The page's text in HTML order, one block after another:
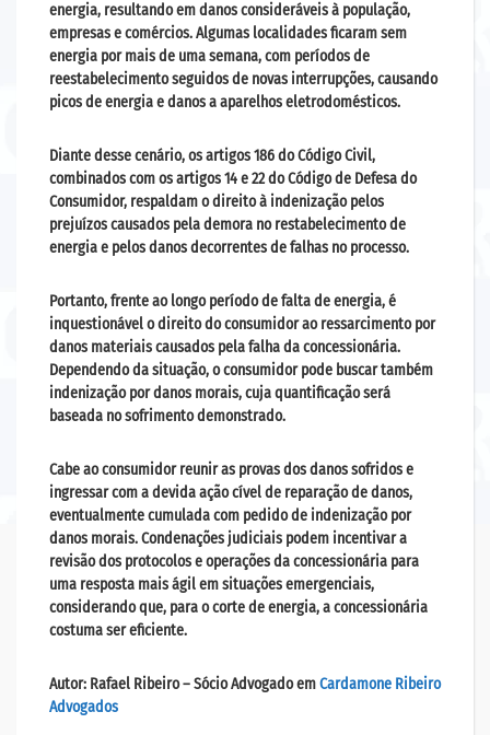
energia, resultando em danos consideráveis à população,
empresas e comércios. Algumas localidades ficaram sem
energia por mais de uma semana, com períodos de
reestabelecimento seguidos de novas interrupções, causando
picos de energia e danos a aparelhos eletrodomésticos.
Diante desse cenário, os artigos 186 do Código Civil,
combinados com os artigos 14 e 22 do Código de Defesa do
Consumidor, respaldam o direito à indenização pelos
prejuízos causados pela demora no restabelecimento de
energia e pelos danos decorrentes de falhas no processo.
Portanto, frente ao longo período de falta de energia, é
inquestionável o direito do consumidor ao ressarcimento por
danos materiais causados pela falha da concessionária.
Dependendo da situação, o consumidor pode buscar também
indenização por danos morais, cuja quantificação será
baseada no sofrimento demonstrado.
Cabe ao consumidor reunir as provas dos danos sofridos e
ingressar com a devida ação cível de reparação de danos,
eventualmente cumulada com pedido de indenização por
danos morais. Condenações judiciais podem incentivar a
revisão dos protocolos e operações da concessionária para
uma resposta mais ágil em situações emergenciais,
considerando que, para o corte de energia, a concessionária
costuma ser eficiente.
Autor: Rafael Ribeiro– Sócio Advogado emCardamone Ribeiro
Advogados